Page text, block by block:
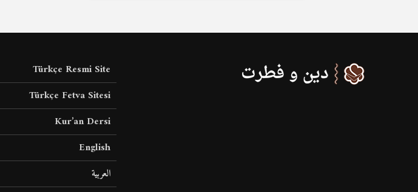
Türkçe Resmi Site
Türkçe Fetva Sitesi
Kur’an Dersi
English
العربية